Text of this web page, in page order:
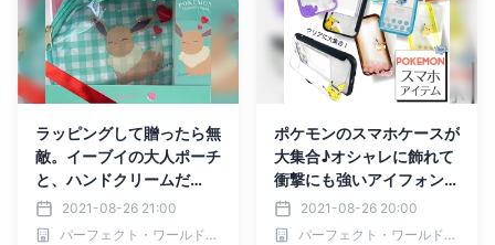
ラッピングして贈ったら無
敵。イーブイの大人ポーチ
と、ハンドクリームだ
と！？！？
2021-08-26 21:00
パーフェクト・ワールド株式会社
ポケモンのスマホケースが
大集合♪オシャレに飾れて
衝撃にも強いアイフォンケ
ースたち2021-08-26 20:00
パーフェクト・ワールド株式会社